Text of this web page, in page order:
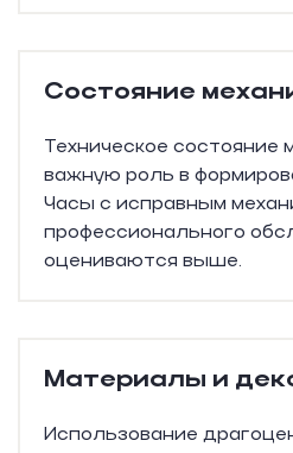
Состояние
Техническое состояние
важную роль в
Часы с исправным
профессионального
оцениваются выше.
Материалы и
Использование